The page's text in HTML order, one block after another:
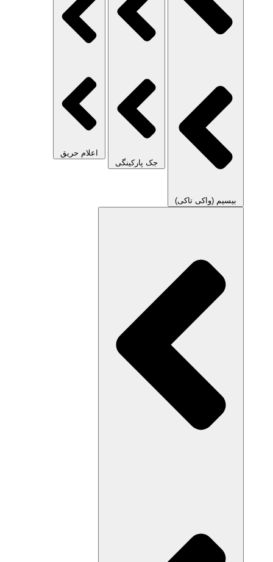
بیسیم (واکی تاکی)
جک پارکینگی
اعلام حریق